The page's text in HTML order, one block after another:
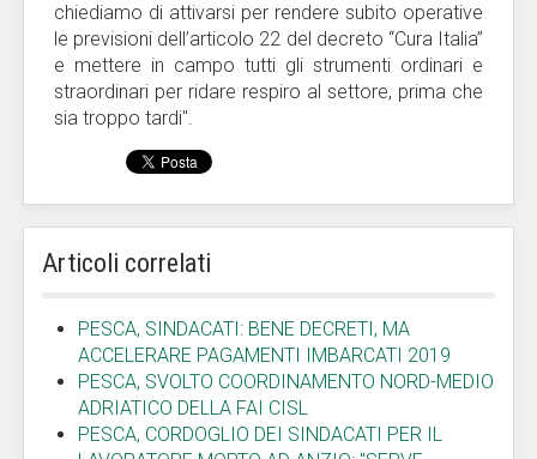
chiediamo di attivarsi per rendere subito operative
le previsioni dell’articolo 22 del decreto “Cura Italia”
e mettere in campo tutti gli strumenti ordinari e
straordinari per ridare respiro al settore, prima che
sia troppo tardi".
Articoli correlati
PESCA, SINDACATI: BENE DECRETI, MA
ACCELERARE PAGAMENTI IMBARCATI 2019
PESCA, SVOLTO COORDINAMENTO NORD-MEDIO
ADRIATICO DELLA FAI CISL
PESCA, CORDOGLIO DEI SINDACATI PER IL